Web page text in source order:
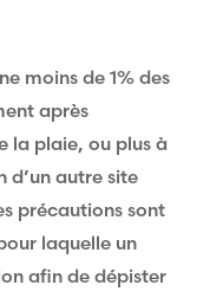
moins de 1% des
après
la plaie, ou plus à
d’un autre site
précautions sont
laquelle un
afin de dépister